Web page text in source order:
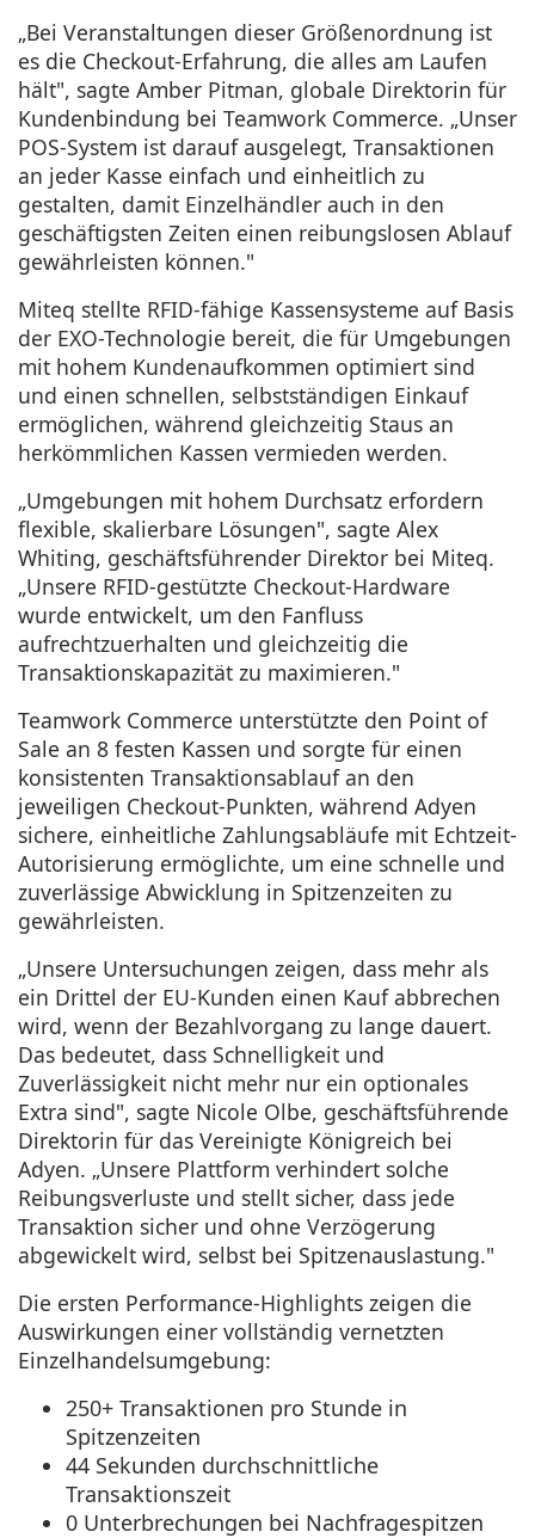
„Bei Veranstaltungen dieser Größenordnung ist
es die Checkout-Erfahrung, die alles am Laufen
hält", sagte Amber Pitman, globale Direktorin für
Kundenbindung bei Teamwork Commerce. „Unser
POS-System ist darauf ausgelegt, Transaktionen
an jeder Kasse einfach und einheitlich zu
gestalten, damit Einzelhändler auch in den
geschäftigsten Zeiten einen reibungslosen Ablauf
gewährleisten können."
Miteq stellte RFID-fähige Kassensysteme auf Basis
der EXO-Technologie bereit, die für Umgebungen
mit hohem Kundenaufkommen optimiert sind
und einen schnellen, selbstständigen Einkauf
ermöglichen, während gleichzeitig Staus an
herkömmlichen Kassen vermieden werden.
„Umgebungen mit hohem Durchsatz erfordern
flexible, skalierbare Lösungen", sagte Alex
Whiting, geschäftsführender Direktor bei Miteq.
„Unsere RFID-gestützte Checkout-Hardware
wurde entwickelt, um den Fanfluss
aufrechtzuerhalten und gleichzeitig die
Transaktionskapazität zu maximieren."
Teamwork Commerce unterstützte den Point of
Sale an 8 festen Kassen und sorgte für einen
konsistenten Transaktionsablauf an den
jeweiligen Checkout-Punkten, während Adyen
sichere, einheitliche Zahlungsabläufe mit Echtzeit-
Autorisierung ermöglichte, um eine schnelle und
zuverlässige Abwicklung in Spitzenzeiten zu
gewährleisten.
„Unsere Untersuchungen zeigen, dass mehr als
ein Drittel der EU-Kunden einen Kauf abbrechen
wird, wenn der Bezahlvorgang zu lange dauert.
Das bedeutet, dass Schnelligkeit und
Zuverlässigkeit nicht mehr nur ein optionales
Extra sind", sagte Nicole Olbe, geschäftsführende
Direktorin für das Vereinigte Königreich bei
Adyen. „Unsere Plattform verhindert solche
Reibungsverluste und stellt sicher, dass jede
Transaktion sicher und ohne Verzögerung
abgewickelt wird, selbst bei Spitzenauslastung."
Die ersten Performance-Highlights zeigen die
Auswirkungen einer vollständig vernetzten
Einzelhandelsumgebung:
250+ Transaktionen pro Stunde in
Spitzenzeiten
44 Sekunden durchschnittliche
Transaktionszeit
0 Unterbrechungen bei Nachfragespitzen